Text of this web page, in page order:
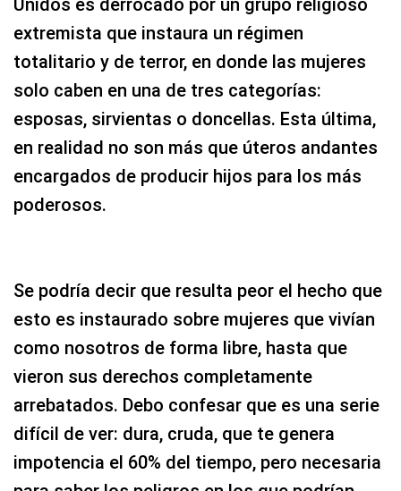
Unidos es derrocado por un grupo religioso
extremista que instaura un régimen
totalitario y de terror, en donde las mujeres
solo caben en una de tres categorías:
esposas, sirvientas o doncellas. Esta última,
en realidad no son más que úteros andantes
encargados de producir hijos para los más
poderosos.
Se podría decir que resulta peor el hecho que
esto es instaurado sobre mujeres que vivían
como nosotros de forma libre, hasta que
vieron sus derechos completamente
arrebatados. Debo confesar que es una serie
difícil de ver: dura, cruda, que te genera
impotencia el 60% del tiempo, pero necesaria